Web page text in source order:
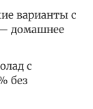
варианты с
домашнее
с
без